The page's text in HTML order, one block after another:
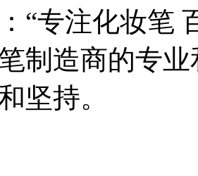
“专注化妆笔
制造商的专
坚持。